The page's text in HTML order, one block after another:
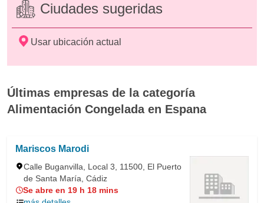
Ciudades sugeridas
Usar ubicación actual
Últimas empresas de la categoría
Alimentación Congelada en Espana
Mariscos Marodi
Calle Buganvilla, Local 3, 11500, El Puerto
de Santa María, Cádiz
Se abre en 19 h 18 mins